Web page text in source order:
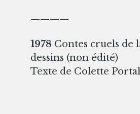
————
1978 Contes cruels de
dessins (non édité)
Texte de Colette Portal